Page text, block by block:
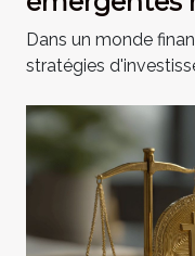
Dans un monde
stratégies